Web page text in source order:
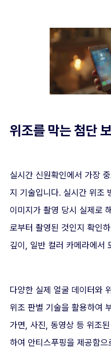
위조를 막는 첨단
실시간 신원확인에서 가장
지 기술입니다. 실시간 위조
이미지가 촬영 당시 실제로
로부터 촬영된 것인지 확인
깊이, 일반 컬러 카메라에서
다양한 실제 얼굴 데이터와
위조 판별 기술을 활용하여
가면, 사진, 동영상 등 위조
하여 안티스푸핑을 제공함